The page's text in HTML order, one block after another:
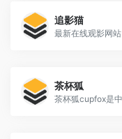
追影猫
最新在线观影网站
茶杯狐